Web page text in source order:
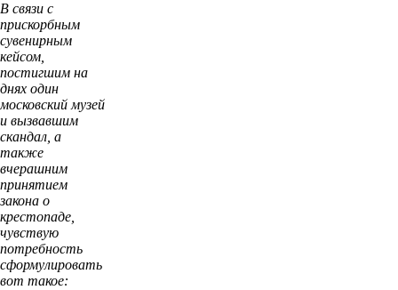
В связи с
прискорбным
сувенирным
кейсом,
постигшим на
днях один
московский музей
и вызвавшим
скандал, а
также
вчерашним
принятием
закона о
крестопаде,
чувствую
потребность
сформулировать
вот такое: